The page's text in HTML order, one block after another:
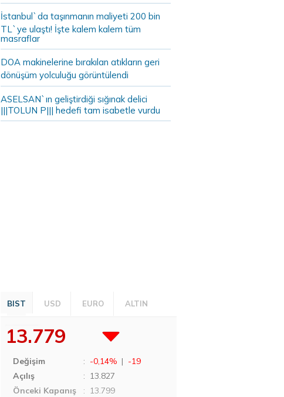
İstanbul`da taşınmanın maliyeti 200 bin
TL`ye ulaştı! İşte kalem kalem tüm
masraflar
DOA makinelerine bırakılan atıkların geri
dönüşüm yolculuğu görüntülendi
ASELSAN`ın geliştirdiği sığınak delici
|||TOLUN P||| hedefi tam isabetle vurdu
BIST USD EURO ALTIN
13.779
Değişim : -0,14% | -19
Açılış
: 13.827
Önceki Kapanış
: 13.799